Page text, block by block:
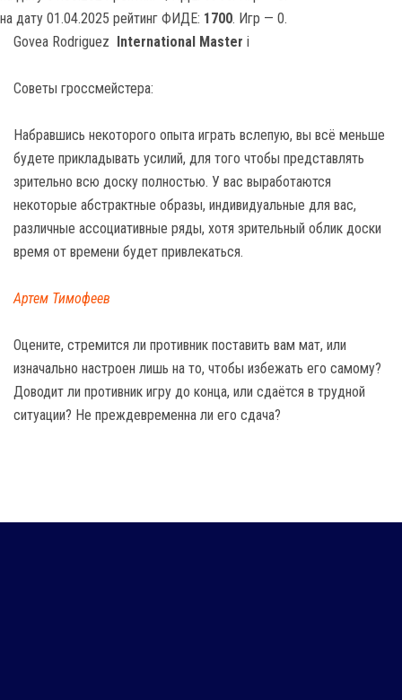
на дату 01.04.2025 рейтинг ФИДЕ: 1700. Игр — 0.
Govea Rodriguez International Master i
Советы гроссмейстера:
Набравшись некоторого опыта играть вслепую, вы всё меньше
будете прикладывать усилий, для того чтобы представлять
зрительно всю доску полностью. У вас выработаются
некоторые абстрактные образы, индивидуальные для вас,
различные ассоциативные ряды, хотя зрительный облик доски
время от времени будет привлекаться.
Артем Тимофеев
Оцените, стремится ли противник поставить вам мат, или
изначально настроен лишь на то, чтобы избежать его самому?
Доводит ли противник игру до конца, или сдаётся в трудной
ситуации? Не преждевременна ли его сдача?